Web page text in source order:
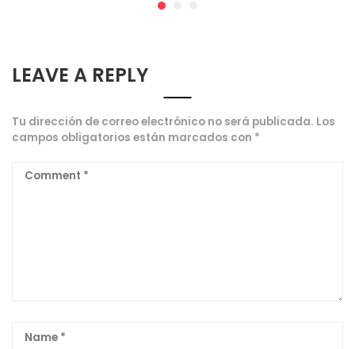
LEAVE A REPLY
Tu dirección de correo electrónico no será publicada. Los
campos obligatorios están marcados con *